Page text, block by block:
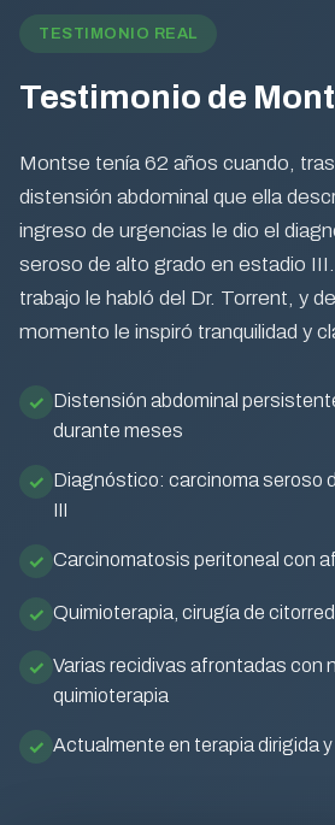
TESTIMONIO REAL
Testimonio de
Montse tenía 62 años cuando,
distensión abdominal que ella
ingreso de urgencias le dio el
seroso de alto grado en estadio
trabajo le habló del Dr. Torrent, y
momento le inspiró tranquilidad y
Distensión abdominal
durante meses
Diagnóstico: carcinoma seroso
III
Carcinomatosis peritoneal con
Quimioterapia, cirugía de
Varias recidivas afrontadas con
quimioterapia
Actualmente en terapia dirigida y